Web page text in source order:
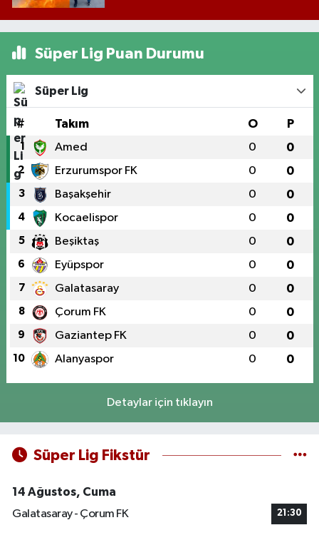
Süper Lig Puan Durumu
Süper Lig
# Takım O P
1 Amed 0 0
2 Erzurumspor FK 0 0
3 Başakşehir 0 0
4 Kocaelispor 0 0
5 Beşiktaş 0 0
6 Eyüpspor 0 0
7 Galatasaray 0 0
8 Çorum FK 0 0
9 Gaziantep FK 0 0
10 Alanyaspor 0 0
Detaylar için tıklayın
Süper Lig Fikstür
14 Ağustos, Cuma
Galatasaray - Çorum FK
21:30